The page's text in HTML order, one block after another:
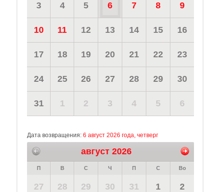
3 4 5 6 7 8 9
10 11 12 13 14 15 16
17 18 19 20 21 22 23
24 25 26 27 28 29 30
31 1 2 3 4 5 6
Дата возвращения: 6 август 2026 года, четверг
август 2026
П В С Ч П С Во
27 28 29 30 31 1 2